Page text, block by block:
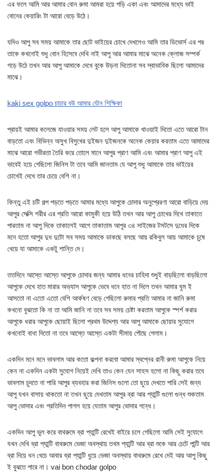
এর ফলে আমি আর আমার বোন রুমা আমরা হয়ে পড়ি একা এবং আমাদের মধ্যে ভাই
বোনের কেয়ারিং টা আরো বেড়ে উঠে।
যদিও আপু সব সময় আমাকে তার ছোট ভাইয়ের চোখে দেখলেও আমি তার ডিভোর্স এর পর
তাকে কখনোই শুধু বোন হিসেবে দেখি নাই আপু আর আমার মাঝে অনেক ক্লোজ সম্পর্ক
গড়ে উঠে তখন আর আপু আমাকে দেখে বুকে উড়না দিতোনা সব স্বাভাবিক ছিলো আমাদের
মাঝে।
kaki sex golpo চাচার বউ আমার যৌন শিক্ষিকা
প্রায়ই আমার কলেজে যাওয়ার সময় লেট হলে আপু আমাকে খাওয়াই দিতো এতে আরো টান
বাড়তো এবং বিভিন্ন অসুখ বিসুখের দুইজন দুইজনকে অনেক কেয়ার করতাম এতে আমাদের
মাঝে আরো গভীরতা তৈরি করে তোলে মানে আপুর প্রাণ আমি এবং আমার প্রাণ আপু এই
ভাবেই হয়ে গেছিলো জিনিস টা তবে আমি জানতাম যে আপু শুধু আমাকে তার ভাইয়ের
চোখেই দেখে তার চেয়ে বেশি না।
কিন্তু এই চটি গল্প পড়তে পড়তে আমার মধ্যে আপুকে চোদার অনুপ্রেরণা আরো বাড়িয়ে দেয়
আপুর সেক্সি শরীর এর প্রতি আরো কামুকী হয়ে উঠি তখন আর আপু চোখের দিখে তাকাতে
পারতাম না আপু দিকে তাকালেই আগে তাকাতাম আপুর ৩৪ সাইজের টসটসে দুধের দিকে
মনে হতো আপুর দুধ দুটো সব সময় আমাকে ডাকছে বলছে আয় রকিবুল আয় আমাকে চুষে
খেয়ে যা আমাকে একটু শান্তি দে।
ততদিনে আস্তে আস্তে আপুকে চোদার জন্য আমার ধনের চাহিদা শুধুই বাড়ছিলো বাড়ছিলো
আপুকে দেখে হাত মারার অভ্যাস আপুকে ভেবে ধনে হাত না দিলে তখন আমার ঘুম ই
আসতো না এতো এতো বেশি আর্কষণ বেড়ে গেছিলো রুমার প্রতি আমার না জানি রুমা
কখনো বুঝতো কি না তা আমি জানি না তবে সব সময় চেষ্টা করতাম আপুকে স্পর্শ করার
আপুকে ধরার আপুকে ছোয়াই ছিলো প্রথম উদ্দেশ্য আর আপু আমাকে ছোয়ার সুযোগে
কখনোই বাধা দিতো না তবে আস্তে আস্তে একটা সীমায় পৌছে গেলাম।
একদিন মনে মনে ভাবলাম আর কতো কল্পনা করবো আমার স্বপ্নের রানী রুমা আপুকে নিয়ে
কেন না একদিন একটা সুযোগ নিয়েই দেখি তাও কেন যেন সাহস হলো না কিছু করার তবে
ভাবলাম চুদতে না পারি আপুর ব্যবহার করা জিনিস গুলো তো ছুয়ে দেখতে পারি সেই জন্য
আপু যখন বাসায় থাকতো না তখন ছুয়ে দেখতাম আপুর ব্রা আর প্যান্টি গুলো গুন্ধ শুকতাম
আপু ভোদার এবং প্রতিদিন পাগল হয়ে যেতাম আপুর ভোদার গন্ধে।
একদিন আপু ভুল করে বাথরুমে ব্রা প্যান্টি রেখেই বাইরে চলে গেছিলো আমি সেই সুযোগে
যখন দেখি ব্রা প্যান্টি বাথরুমে ভেজা অবস্থায় তখম প্যান্টি আর ব্রা শুকে আর চেটে পান্টি আর
ব্রা দিয়ে ধন খেচে আবার ব্রা প্যান্টি ধুয়ে ভেজা অবস্থায় বাথরুমে রেখে দেই আর আপু কিছু
ই বুঝতে পারে না। vai bon chodar golpo